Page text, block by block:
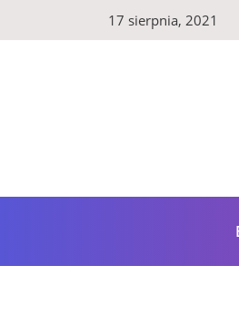
17 sierpnia, 2021